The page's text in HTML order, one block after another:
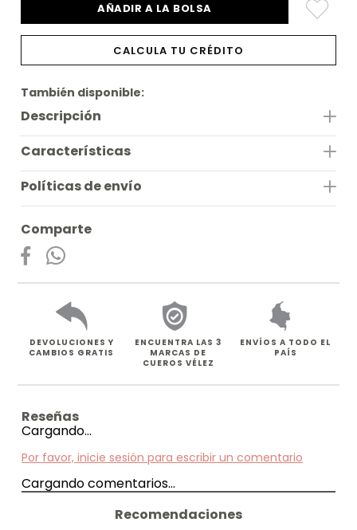
AÑADIR A LA BOLSA
CALCULA TU CRÉDITO
También disponible:
Descripción
Características
Políticas de envío
Comparte
DEVOLUCIONES Y
CAMBIOS GRATIS
ENCUENTRA LAS 3
MARCAS DE
CUEROS VÉLEZ
ENVÍOS A TODO EL
PAÍS
Cargando…
Por favor, inicie sesión para escribir un comentario
Cargando comentarios…
Recomendaciones